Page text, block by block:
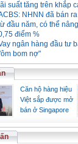
lãi suất tăng trên khắp
NHNN đã bán
đầu năm, có thể
điểm %
ngân hàng đầu tư
bom nợ"
Căn hộ hàng hiệu
Việt sắp được mở
bán ở Singapore